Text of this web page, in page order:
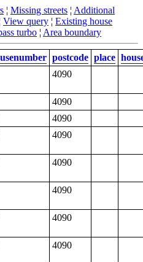
¦ Missing streets ¦ Additional
View query ¦ Existing house
turbo ¦ Area boundary
postcode place
4090
4090
4090
4090
4090
4090
4090
4090